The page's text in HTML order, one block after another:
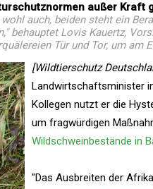
außer Kraft
auch, beiden steht ein
behauptet Lovis Kauertz,
Tür und Tor, um am
[Wildtierschutz
Landwirtschaftsminister
Kollegen nutzt er die
um fragwürdigen
Wildschweinbestände in
"Das Ausbreiten der